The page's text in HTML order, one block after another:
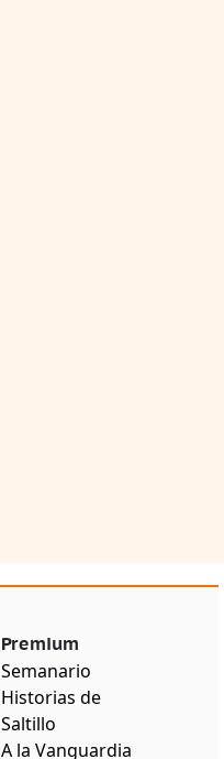
Premium
Semanario
Historias de
Saltillo
A la Vanguardia